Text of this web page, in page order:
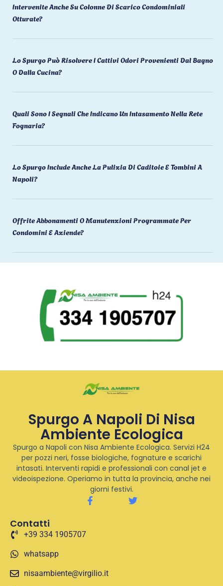
Intervenite Anche Su Colonne Di Scarico Condominiali
Otturate?
Lo Spurgo Può Risolvere I Cattivi Odori Provenienti Dal Bagno
O Dalla Cucina?
Quali Sono I Segnali Che Indicano Un Intasamento Nella Rete
Fognaria?
Lo Spurgo Include Anche La Pulizia Di Caditoie E Tombini A
Napoli?
Offrite Abbonamenti O Manutenzioni Programmate Per
Condomini E Aziende?
Spurgo A Napoli Di Nisa
Ambiente Ecologica
Spurgo a Napoli con Nisa Ambiente Ecologica. Servizi H24
per pozzi neri, fosse biologiche, fognature e scarichi
intasati. Interventi rapidi e professionali con canal jet e
videoispezione. Operiamo in tutta la provincia, anche nei
giorni festivi.
Contatti
+39 334 1905707
whatsapp
nisaambiente@virgilio.it